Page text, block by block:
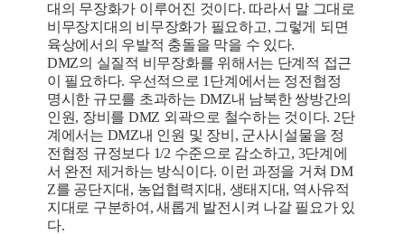
대의 무장화가 이루어진 것이다. 따라서 말 그대로
비무장지대의 비무장화가 필요하고, 그렇게 되면
육상에서의 우발적 충돌을 막을 수 있다.
DMZ의 실질적 비무장화를 위해서는 단계적 접근
이 필요하다. 우선적으로 1단계에서는 정전협정
명시한 규모를 초과하는 DMZ내 남북한 쌍방간의
인원, 장비를 DMZ 외곽으로 철수하는 것이다. 2단
계에서는 DMZ내 인원 및 장비, 군사시설물을 정
전협정 규정보다 1/2 수준으로 감소하고, 3단계에
서 완전 제거하는 방식이다. 이런 과정을 거쳐 DM
Z를 공단지대, 농업협력지대, 생태지대, 역사유적
지대로 구분하여, 새롭게 발전시켜 나갈 필요가 있
다.